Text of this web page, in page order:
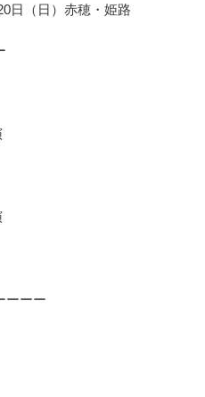
日（日）赤穂・姫路
ーーー